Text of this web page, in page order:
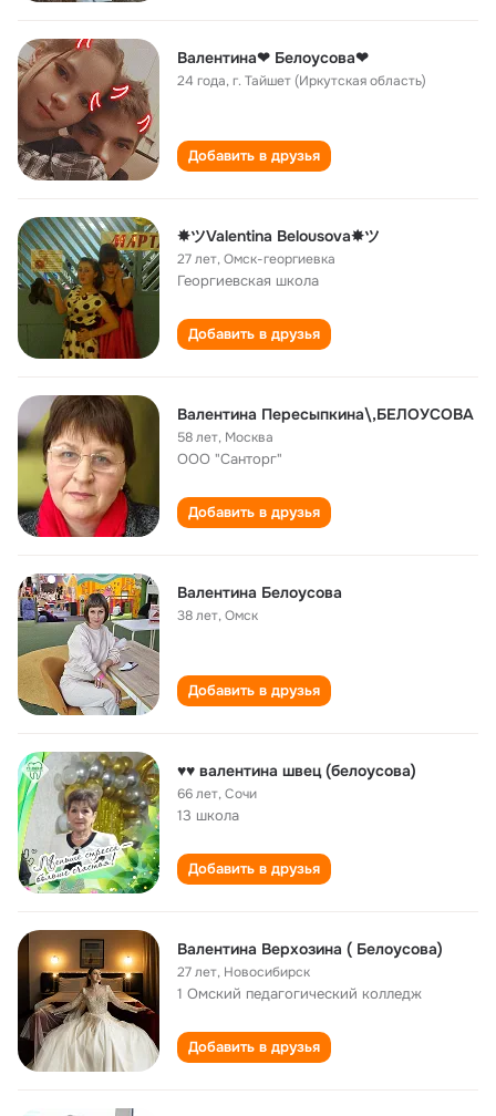
Валентина❤ Белоусова❤
24 года,г. Тайшет (Иркутская область)
Добавить в друзья
✸ツValentina Belousova✸ツ
27 лет,Омск-георгиевка
Георгиевская школа
Добавить в друзья
Валентина Пересыпкина\,БЕЛОУСОВА
58 лет, Москва
ООО "Санторг"
Добавить в друзья
Валентина Белоусова
38 лет,Омск
Добавить в друзья
♥♥ валентина швец (белоусова)
66 лет,Сочи
13 школа
Добавить в друзья
Валентина Верхозина ( Белоусова)
27 лет, Новосибирск
1 Омский педагогический колледж
Добавить в друзья